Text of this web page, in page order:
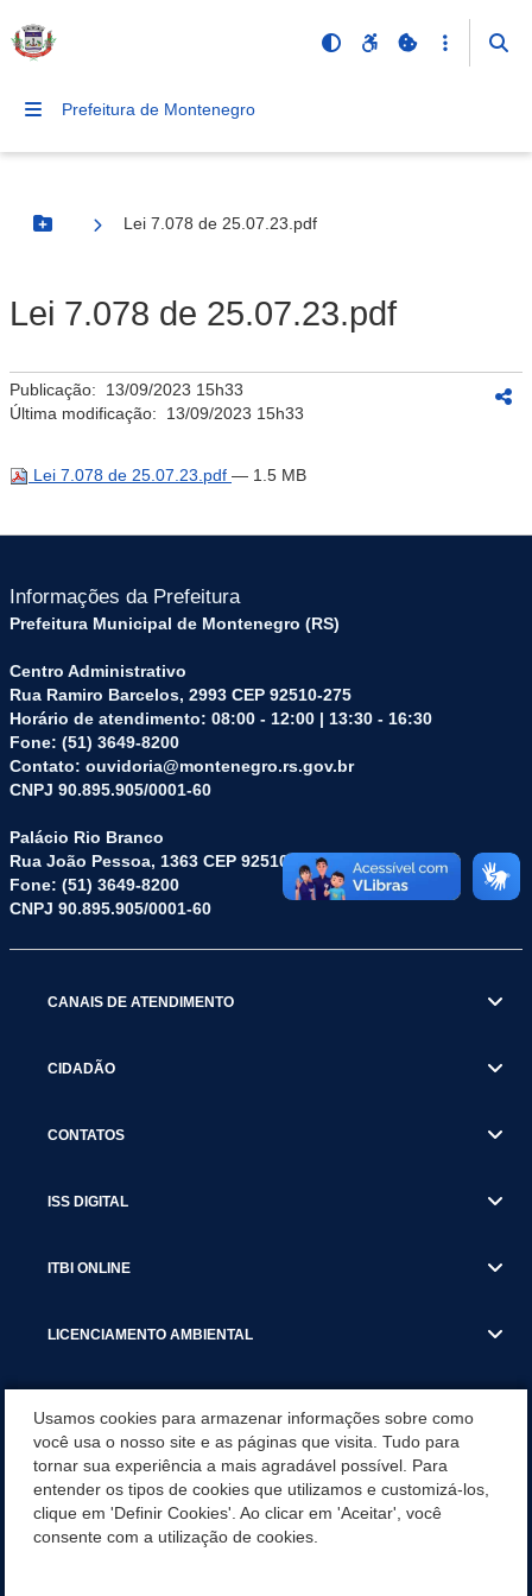
Prefeitura de Montenegro
Botão Menu
Lei 7.078 de 25.07.23.pdf
Lei 7.078 de 25.07.23.pdf
Publicação: 13/09/2023 15h33
Última modificação: 13/09/2023 15h33
Lei 7.078 de 25.07.23.pdf — 1.5 MB
Informações da Prefeitura
Prefeitura Municipal de Montenegro (RS)
Centro Administrativo
Rua Ramiro Barcelos, 2993 CEP 92510-275
Horário de atendimento: 08:00 - 12:00 | 13:30 - 16:30
Fone: (51) 3649-8200
Contato: ouvidoria@montenegro.rs.gov.br
CNPJ 90.895.905/0001-60
Palácio Rio Branco
Rua João Pessoa, 1363 CEP 92510-045
Fone: (51) 3649-8200
CNPJ 90.895.905/0001-60
CANAIS DE ATENDIMENTO
CIDADÃO
CONTATOS
ISS DIGITAL
ITBI ONLINE
LICENCIAMENTO AMBIENTAL
SERVIÇOS
SERVIÇOS DO DEPARTAMENTO DE RECEITA MUNICIPAL
Usamos cookies para armazenar informações sobre como
você usa o nosso site e as páginas que visita. Tudo para
tornar sua experiência a mais agradável possível. Para
entender os tipos de cookies que utilizamos e customizá-los,
clique em 'Definir Cookies'. Ao clicar em 'Aceitar', você
consente com a utilização de cookies.